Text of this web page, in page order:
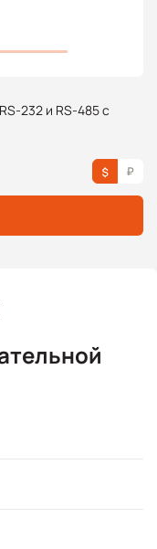
232 и RS-485 с